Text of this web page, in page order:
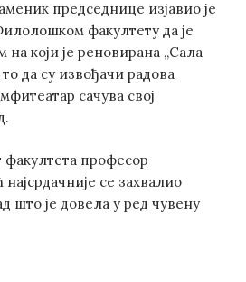
председнице изјавио је
факултету да је
који је реновирана „Сала
да су извођачи радова
сачува свој
професор
се захвалио
што је довела у ред чувену